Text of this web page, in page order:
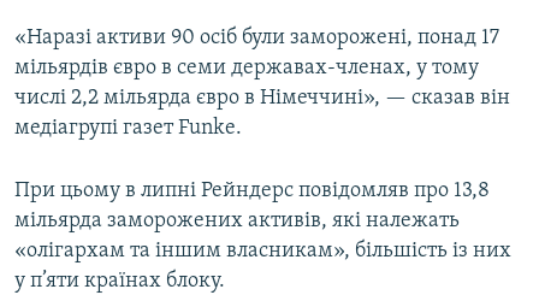
«Наразі активи 90 осіб були заморожені, понад 17
мільярдів євро в семи державах-членах, у тому
числі 2,2 мільярда євро в Німеччині», — сказав він
медіагрупі газет Funke.
При цьому в липні Рейндерс повідомляв про 13,8
мільярда заморожених активів, які належать
«олігархам та іншим власникам», більшість із них
у п’яти країнах блоку.